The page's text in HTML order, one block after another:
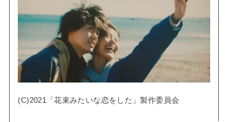
(C)2021「花束みたいな恋をした」製作委員会